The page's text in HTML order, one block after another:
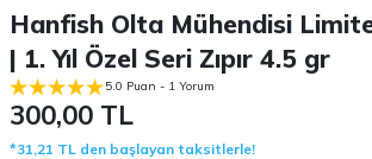
Hanfish Olta Mühendisi
| 1. Yıl Özel Seri Zıpır 4.5 gr
5.0 Puan - 1 Yorum
300,00 TL
*31,21 TL den başlayan taksitlerle!